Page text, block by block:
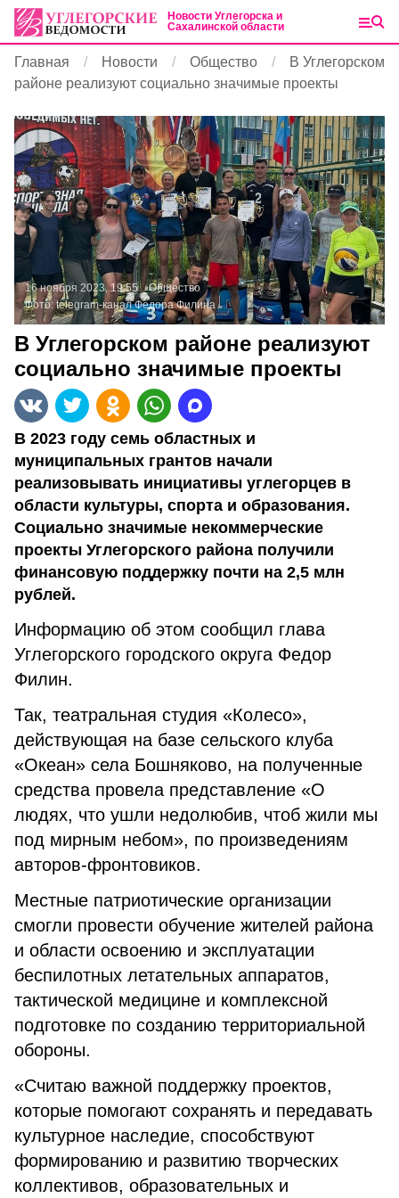
Новости Углегорска и
Сахалинской области
Главная Новости Общество
В Углегорском
районе реализуют социально значимые проекты
16 ноября 2023, 19:55
Общество
Фото:telegram-канал Федора Филина
В Углегорском районе реализуют
социально значимые проекты
В 2023 году семь областных и
муниципальных грантов начали
реализовывать инициативы углегорцев в
области культуры, спорта и образования.
Социально значимые некоммерческие
проекты Углегорского района получили
финансовую поддержку почти на 2,5 млн
рублей.
Информацию об этом сообщил глава
Углегорского городского округа Федор
Филин.
Так, театральная студия «Колесо»,
действующая на базе сельского клуба
«Океан» села Бошняково, на полученные
средства провела представление «О
людях, что ушли недолюбив, чтоб жили мы
под мирным небом», по произведениям
авторов-фронтовиков.
Местные патриотические организации
смогли провести обучение жителей района
и области освоению и эксплуатации
беспилотных летательных аппаратов,
тактической медицине и комплексной
подготовке по созданию территориальной
обороны.
«Считаю важной поддержку проектов,
которые помогают сохранять и передавать
культурное наследие, способствуют
формированию и развитию творческих
коллективов, образовательных и